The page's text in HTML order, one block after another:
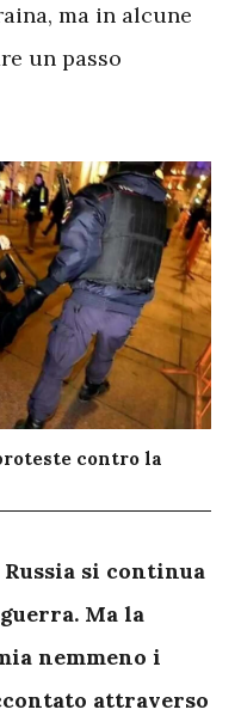
ma in alcune
un passo
contro la
si continua
Ma la
nemmeno i
attraverso